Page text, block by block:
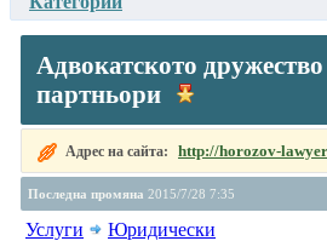
Адвокатското
партньори
Адрес на сайта: http://horozov-
Последна промяна 2015/7/28 7:35
Услуги Юридически